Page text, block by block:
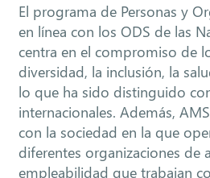
El programa de Personas y
en línea con los ODS de las
centra en el compromiso de
diversidad, la inclusión, la
lo que ha sido distinguido
internacionales. Además,
con la sociedad en la que
diferentes organizaciones de
empleabilidad que trabajan